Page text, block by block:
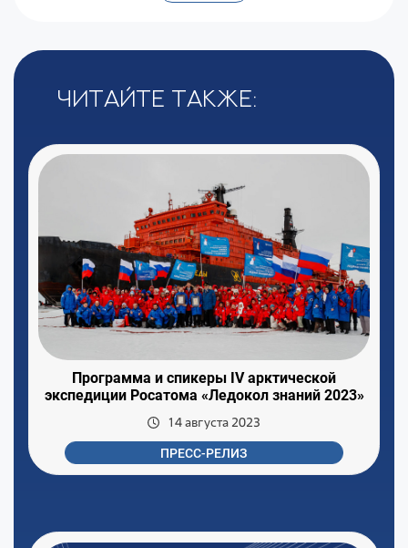
Читайте также:
Программа и спикеры IV арктической
экспедиции Росатома «Ледокол знаний 2023»
14 августа 2023
ПРЕСС-РЕЛИЗ